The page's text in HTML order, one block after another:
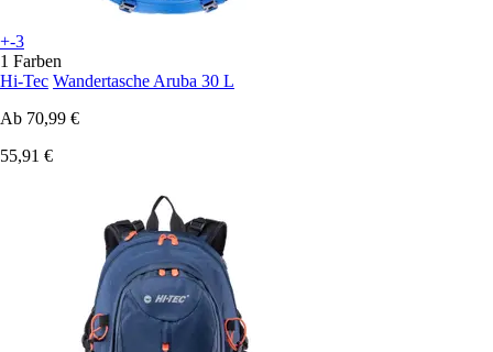
+-3
1 Farben
Hi-Tec Wandertasche Aruba 30 L
Ab 70,99 €
55,91 €